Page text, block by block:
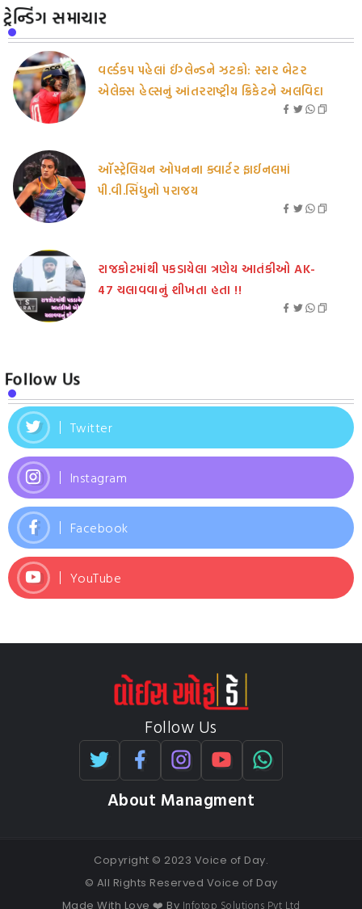
ટ્રેન્ડિંગ સમાચાર
વર્લ્ડકપ પહેલાં ઈંગ્લેન્ડને ઝટકો: સ્ટાર બેટર
એલેક્સ હેલ્સનું આંતરરાષ્ટ્રીય ક્રિકેટને અલવિદા
ઑસ્ટ્રેલિયન ઓપનના ક્વાર્ટર ફાઈનલમાં
પી.વી.સિંધુનો પરાજય
રાજકોટમાંથી પકડાયેલા ત્રણેય આતંકીઓ AK-
47 ચલાવવાનું શીખતા હતા !!
Follow Us
Twitter
Instagram
Facebook
YouTube
Follow Us
About Managment
Copyright © 2023 Voice of Day.
© All Rights Reserved Voice of Day
Made With Love ❤️ By Infotop Solutions Pvt Ltd